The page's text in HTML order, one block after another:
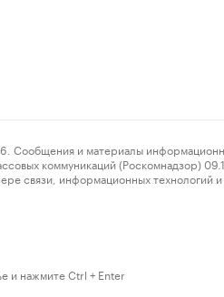
и материалы
коммуникаций (Роскомнадзор)
связи, информационных
и нажмите Ctrl + Enter